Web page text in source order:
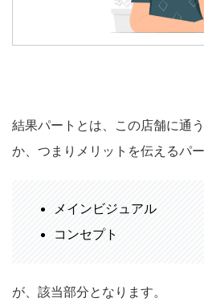
結果パートとは、この店舗に通
か、つまりメリットを伝えるパー
メインビジュアル
コンセプト
が、該当部分となります。